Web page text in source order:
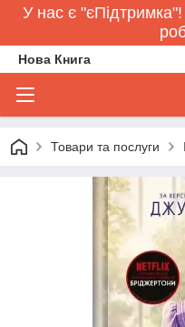
У нас є
Нова Книга
Товари та послуги